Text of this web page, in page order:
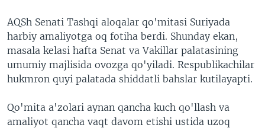
AQSh Senati Tashqi aloqalar qo'mitasi Suriyada
harbiy amaliyotga oq fotiha berdi. Shunday ekan,
masala kelasi hafta Senat va Vakillar palatasining
umumiy majlisida ovozga qo'yiladi. Respublikachilar
hukmron quyi palatada shiddatli bahslar kutilayapti.
Qo'mita a'zolari aynan qancha kuch qo'llash va
amaliyot qancha vaqt davom etishi ustida uzoq